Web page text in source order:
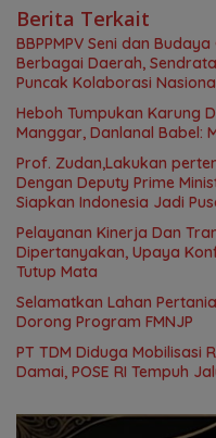
Berita Terkait
BBPPMPV Seni dan
Berbagai Daerah,
Puncak Kolaborasi Nasional
Heboh Tumpukan Karung
Manggar, Danlanal Babel:
Prof. Zudan,Lakukan
Dengan Deputy Prime
Siapkan Indonesia Jadi
Pelayanan Kinerja Dan
Dipertanyakan, Upaya
Tutup Mata
Selamatkan Lahan
Dorong Program FMNJP
PT TDM Diduga Mobilisasi
Damai, POSE RI Tempuh